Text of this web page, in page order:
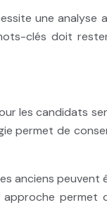
une analyse
clés doit
les candidats
permet de
anciens
permet